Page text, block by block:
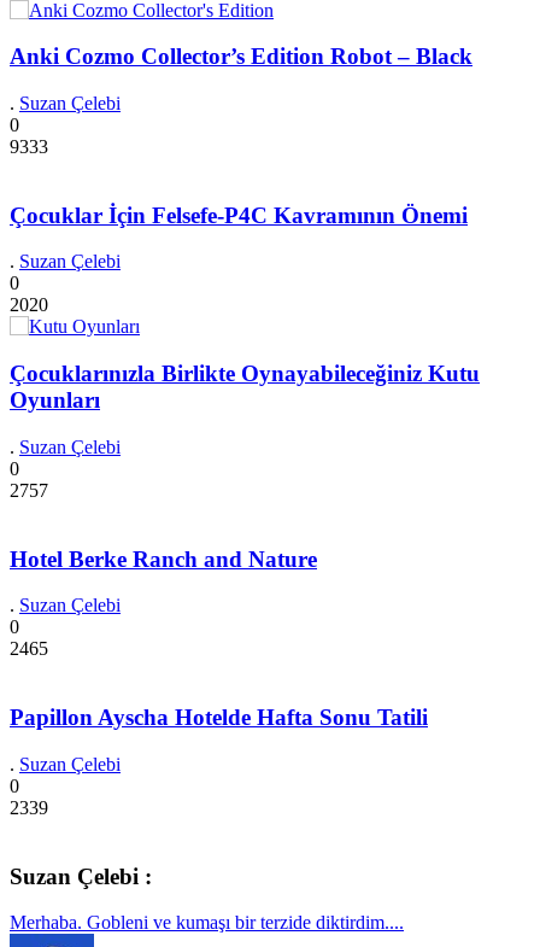
Anki Cozmo Collector’s Edition Robot – Black
. Suzan Çelebi
0
9333
Çocuklar İçin Felsefe-P4C Kavramının Önemi
. Suzan Çelebi
0
2020
Çocuklarınızla Birlikte Oynayabileceğiniz Kutu
Oyunları
. Suzan Çelebi
0
2757
Hotel Berke Ranch and Nature
. Suzan Çelebi
0
2465
Papillon Ayscha Hotelde Hafta Sonu Tatili
. Suzan Çelebi
0
2339
Suzan Çelebi :
Merhaba. Gobleni ve kumaşı bir terzide diktirdim....